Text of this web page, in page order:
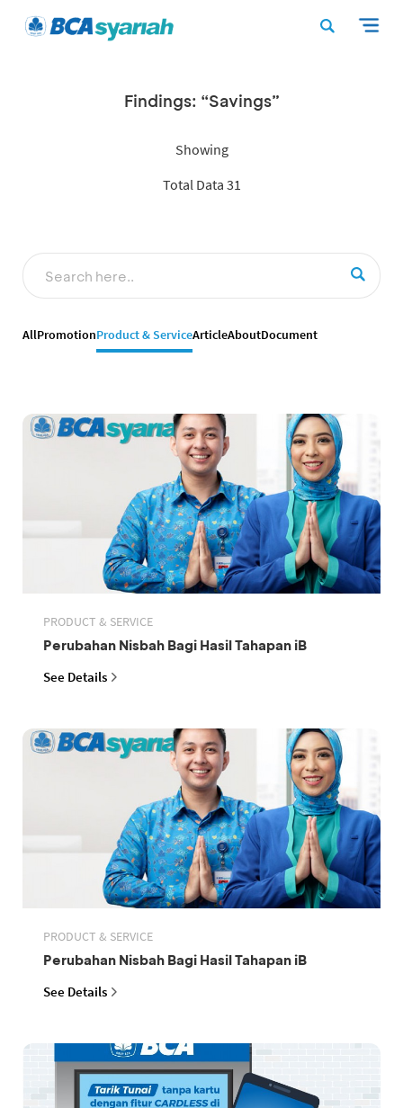
Findings: “Savings”
Showing
Total Data 31
AllPromotionProduct & ServiceArticleAboutDocument
PRODUCT & SERVICE
Perubahan Nisbah Bagi Hasil Tahapan iB
See Details
PRODUCT & SERVICE
Perubahan Nisbah Bagi Hasil Tahapan iB
See Details